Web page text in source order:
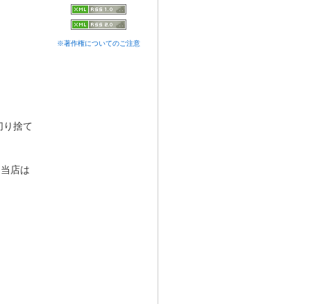
り捨て
店は
※著作権についてのご注意